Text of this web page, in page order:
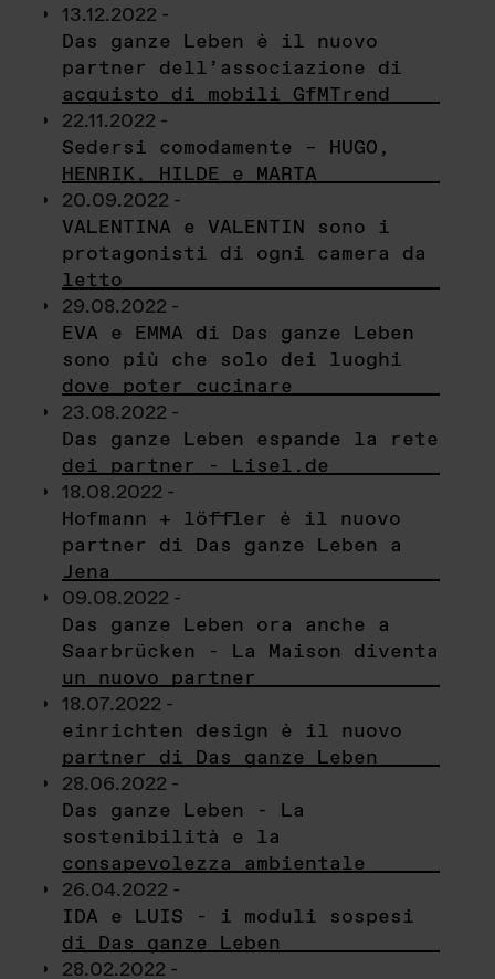
13.12.2022 -
Das ganze Leben è il nuovo
partner dell’associazione di
acquisto di mobili GfMTrend
22.11.2022 -
Sedersi comodamente – HUGO,
HENRIK, HILDE e MARTA
20.09.2022 -
VALENTINA e VALENTIN sono i
protagonisti di ogni camera da
letto
29.08.2022 -
EVA e EMMA di Das ganze Leben
sono più che solo dei luoghi
dove poter cucinare
23.08.2022 -
Das ganze Leben espande la rete
dei partner - Lisel.de
18.08.2022 -
Hofmann + löffler è il nuovo
partner di Das ganze Leben a
Jena
09.08.2022 -
Das ganze Leben ora anche a
Saarbrücken - La Maison diventa
un nuovo partner
18.07.2022 -
einrichten design è il nuovo
partner di Das ganze Leben
28.06.2022 -
Das ganze Leben - La
sostenibilità e la
consapevolezza ambientale
26.04.2022 -
IDA e LUIS - i moduli sospesi
di Das ganze Leben
28.02.2022 -